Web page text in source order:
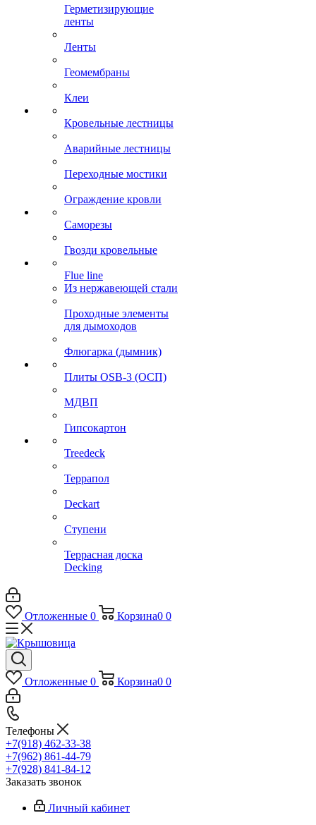
Герметизирующие
ленты
Ленты
Геомембраны
Клеи
Кровельные лестницы
Аварийные лестницы
Переходные мостики
Ограждение кровли
Саморезы
Гвозди кровельные
Flue line
Из нержавеющей стали
Проходные элементы
для дымоходов
Флюгарка (дымник)
Плиты OSB-3 (ОСП)
МДВП
Гипсокартон
Treedeck
Террапол
Deckart
Ступени
Террасная доска
Decking
Отложенные 0 Корзина0 0
Отложенные 0 Корзина0 0
Телефоны
+7(918) 462-33-38
+7(962) 861-44-79
+7(928) 841-84-12
Заказать звонок
Личный кабинет